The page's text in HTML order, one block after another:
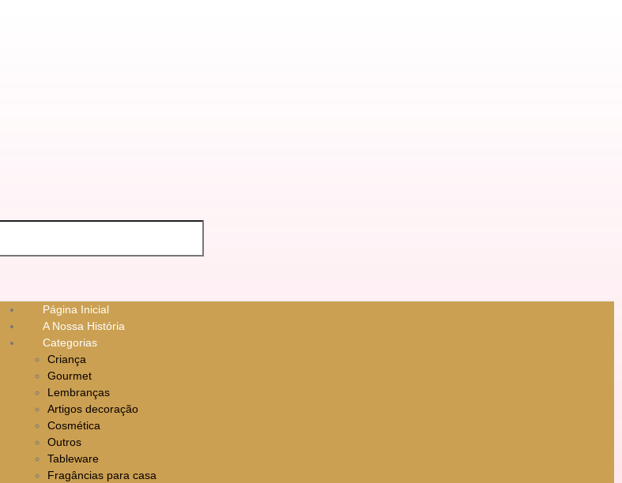
Página Inicial
A Nossa História
Categorias
Criança
Gourmet
Lembranças
Artigos decoração
Cosmética
Outros
Tableware
Fragâncias para casa